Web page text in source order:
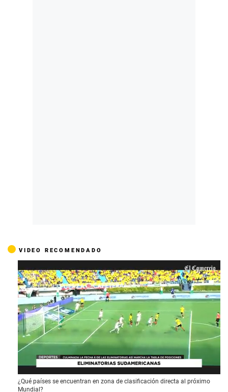
VIDEO RECOMENDADO
0
o
¿Qué países se encuentran en zona de clasificación directa al próximo
Mundial?